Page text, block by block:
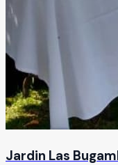
Jardin Las